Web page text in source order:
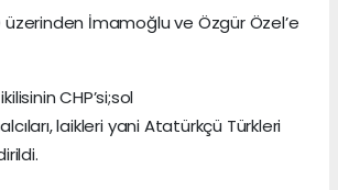
üzerinden İmamoğlu ve Özgür Özel’e
CHP’si;sol
laikleri yani Atatürkçü Türkleri